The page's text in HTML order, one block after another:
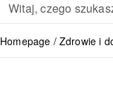
Homepage Zdrowie i